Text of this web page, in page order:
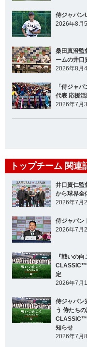
侍ジャパン
2026年8月
桑田真澄監
ームの井口
2026年8月
「侍ジャ
代表 応援
2026年7月
トップチーム 関連
井口資仁監
から球界全
2026年7月
侍ジャパン
2026年7月
『戦いの
CLASSIC™
定
2026年7月
侍ジャパン
う 侍たち
CLASSIC™
知らせ
2026年7月